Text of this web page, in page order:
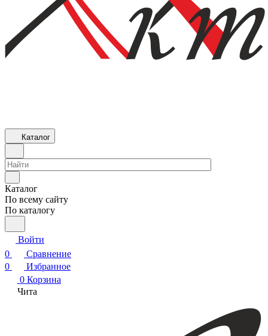
Каталог
Каталог
По всему сайту
По каталогу
Войти
0
Сравнение
0
Избранное
0 Корзина
Чита